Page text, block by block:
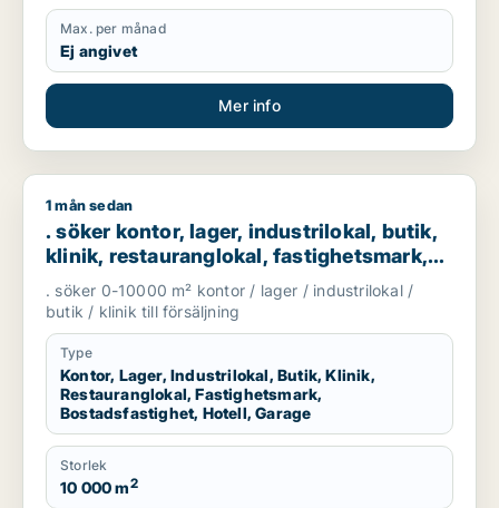
Max. per månad
Ej angivet
Mer info
. söker kontor, lager, industrilokal, butik, klinik,
1 mån sedan
. söker kontor, lager, industrilokal, butik,
klinik, restauranglokal, fastighetsmark,
bostadsfastighet, hotell eller garage till
salu i Göteborg
. söker 0-10000 m² kontor / lager / industrilokal /
butik / klinik till försäljning
Type
Kontor, Lager, Industrilokal, Butik, Klinik,
Restauranglokal, Fastighetsmark,
Bostadsfastighet, Hotell, Garage
Storlek
10 000 m2